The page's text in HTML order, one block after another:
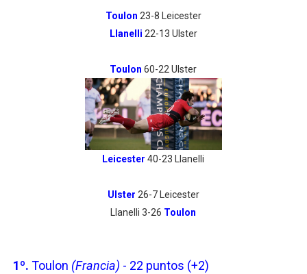
Toulon 23-8 Leicester
Llanelli 22-13 Ulster
Toulon60-22 Ulster
Leicester40-23 Llanelli
Ulster 26-7 Leicester
Llanelli 3-26 Toulon
1º. Toulon (Francia) - 22 puntos (+2)